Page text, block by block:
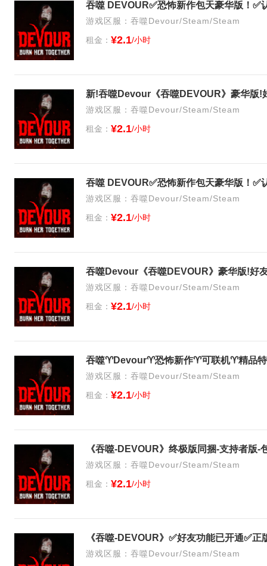
游戏区服：吞噬Devour/Steam/Steam
租金： ¥2.1/小时
新!吞噬Devour《吞噬DEVOUR》豪华版!
游戏区服：吞噬Devour/Steam/Steam
租金： ¥2.1/小时
游戏区服：吞噬Devour/Steam/Steam
租金： ¥2.1/小时
吞噬Devour《吞噬DEVOUR》豪华版!好
游戏区服：吞噬Devour/Steam/Steam
租金： ¥2.1/小时
吞噬♈️Devour♈️恐怖新作♈️可联机♈️精品
游戏区服：吞噬Devour/Steam/Steam
租金： ¥2.1/小时
游戏区服：吞噬Devour/Steam/Steam
租金： ¥2.1/小时
《吞噬-DEVOUR》✅好友功能已开通✅正
游戏区服：吞噬Devour/Steam/Steam